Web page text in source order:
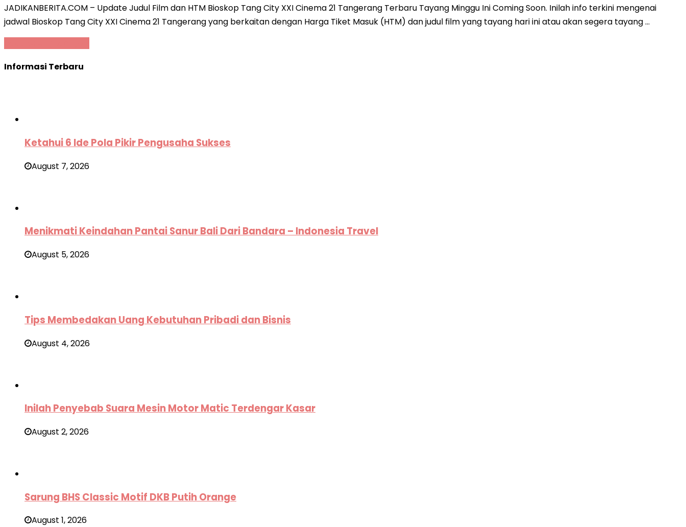
JADIKANBERITA.COM – Update Judul Film dan HTM Bioskop Tang City XXI Cinema 21 Tangerang Terbaru Tayang Minggu Ini Coming Soon. Inilah info terkini mengenai
jadwal Bioskop Tang City XXI Cinema 21 Tangerang yang berkaitan dengan Harga Tiket Masuk (HTM) dan judul film yang tayang hari ini atau akan segera tayang …
Informasi Terbaru
Ketahui 6 Ide Pola Pikir Pengusaha Sukses
August 7, 2026
Menikmati Keindahan Pantai Sanur Bali Dari Bandara – Indonesia Travel
August 5, 2026
Tips Membedakan Uang Kebutuhan Pribadi dan Bisnis
August 4, 2026
Inilah Penyebab Suara Mesin Motor Matic Terdengar Kasar
August 2, 2026
Sarung BHS Classic Motif DKB Putih Orange
August 1, 2026